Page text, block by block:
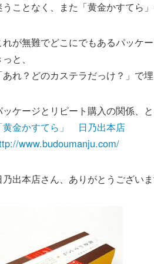
うことなく、また「黄金かすてら
れが無難でどこにでもあるパッケ
と、
あれ？どのカステラだっけ？」で
ッケージとリピート購入の関係、
黄金かすてら」 日乃出本店
www.budoumanju.com/
乃出本店さん、ありがとうございま